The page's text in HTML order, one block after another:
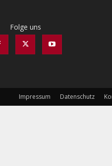
Folge uns
Impressum Datenschutz